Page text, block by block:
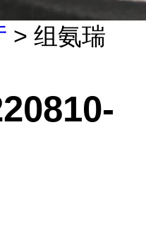
> 组氨瑞